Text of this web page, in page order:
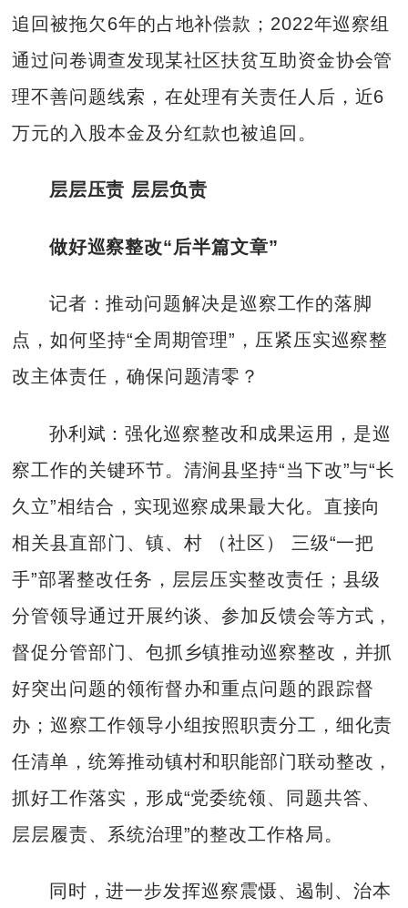
追回被拖欠6年的占地补偿款；2022年巡察组
通过问卷调查发现某社区扶贫互助资金协会管
理不善问题线索，在处理有关责任人后，近6
万元的入股本金及分红款也被追回。
层层压责 层层负责
做好巡察整改“后半篇文章”
记者：推动问题解决是巡察工作的落脚
点，如何坚持“全周期管理”，压紧压实巡察整
改主体责任，确保问题清零？
孙利斌：强化巡察整改和成果运用，是巡
察工作的关键环节。清涧县坚持“当下改”与“长
久立”相结合，实现巡察成果最大化。直接向
相关县直部门、镇、村 （社区） 三级“一把
手”部署整改任务，层层压实整改责任；县级
分管领导通过开展约谈、参加反馈会等方式，
督促分管部门、包抓乡镇推动巡察整改，并抓
好突出问题的领衔督办和重点问题的跟踪督
办；巡察工作领导小组按照职责分工，细化责
任清单，统筹推动镇村和职能部门联动整改，
抓好工作落实，形成“党委统领、同题共答、
层层履责、系统治理”的整改工作格局。
同时，进一步发挥巡察震慑、遏制、治本